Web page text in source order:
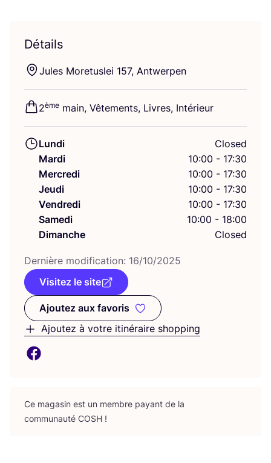
Détails
Jules More­tus­lei 157, Antwerpen
2ème main, Vête­ments, Livres, Intérieur
Lundi
Closed
Mardi
10:00 - 17:30
Mercredi
10:00 - 17:30
Jeudi
10:00 - 17:30
Vendredi
10:00 - 17:30
Samedi
10:00 - 18:00
Dimanche
Closed
Der­nière modi­fi­ca­tion: 16/10/2025
Visitez le site
Ajoutez aux favoris
Ajoutez aux favoris
Ajoutez à votre itinéraire shopping
Ce maga­sin est un membre payant de la
com­mu­nau­té COSH !